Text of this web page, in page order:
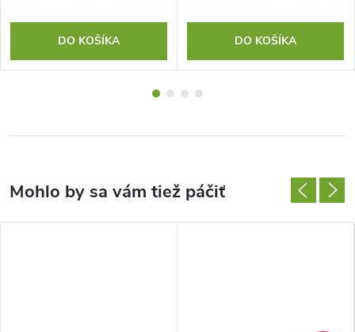
DO KOŠÍKA DO KOŠÍKA